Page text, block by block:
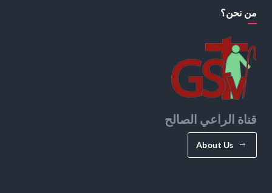
من نحن؟
قناة الراعي الصالح
About Us